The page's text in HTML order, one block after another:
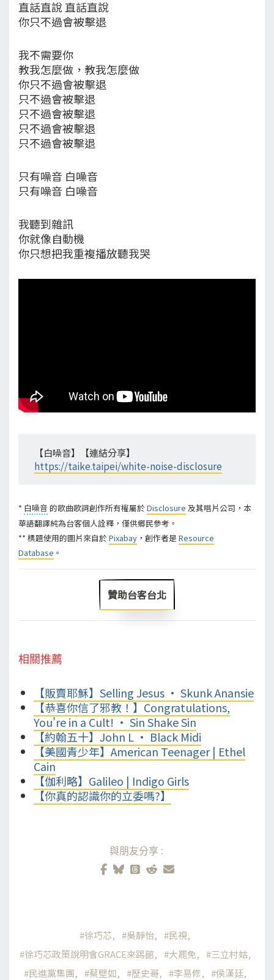
直話直說 直話直說
你只不過會被擊退
我不需要你
教我怎麼做，教我怎麼做
你只不過會被擊退
只不過會被擊退
只不過會被擊退
只不過會被擊退
只不過會被擊退
只有噪音 白噪音
只有噪音 白噪音
我聽到雜訊
你就像自動機
你只想把我重複播放聽我哭
【白噪音】【連結分享】
https://taike.taipei/white-noise-disclosure
* 白噪音 的歌曲歌詞創作所有權屬於Disclosure 及其唱片公司，本
華語翻譯純為台客個人詮釋，僅供鄉民參考。
** 標題使用的圖片來自於Pixabay ，創作者是 Resource
Database 。
贊助台客台北
相關推薦
【販賣耶穌】Selling Jesus • Skunk Anansie
【恭喜你信了邪教！】Congratulations,
You're in a Cult! • Sin Shake Sin
【約翰五十】John L • Black Midi
【美國青少年】American Teenager | Ethel
Cain
【伽利略】Galileo | Indigo Girls
【你真的認識你的立委嗎?】
與朋友分享:
徐巧芯 吳靜怡
民視
徐巧芯政策說明會GRACE來踢館
大罷免
三立村姑
民進黨集團
蔡壁如 歷史哥 李易修
侯漢廷